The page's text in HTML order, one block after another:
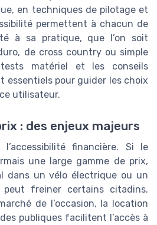
en techniques de pilotage et
permettent à chacun de
à sa pratique, que l’on soit
de cross country ou simple
matériel et les conseils
essentiels pour guider les choix
utilisateur.
: des enjeux majeurs
financière. Si le
une large gamme de prix,
dans un vélo électrique ou un
freiner certains citadins.
de l’occasion, la location
publiques facilitent l’accès à